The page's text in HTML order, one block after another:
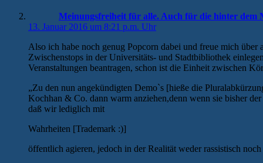
Meinungsfreiheit für alle. Auch für die hinter dem
13. Januar 2016 um 8:21 p.m. Uhr
Also ich habe noch genug Popcorn dabei und freue mich
Zwischenstops in der Universitäts- und Stadtbibliothek
Veranstaltungen beantragen, schon ist die Einheit zwischen
„Zu den nun angekündigten Demo`s [hieße die
Kochhan & Co. dann warm anziehen,denn wenn sie bisher
daß wir lediglich mit
Wahrheiten [Trademark :)]
öffentlich agieren, jedoch in der Realität weder rassistisch